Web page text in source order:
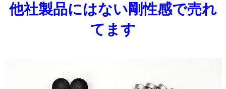
他社製品にはない剛性感で売れ
てます